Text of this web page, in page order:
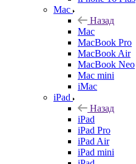
Mac
Назад
Mac
MacBook Pro
MacBook Air
MacBook Neo
Mac mini
iMac
iPad
Назад
iPad
iPad Pro
iPad Air
iPad mini